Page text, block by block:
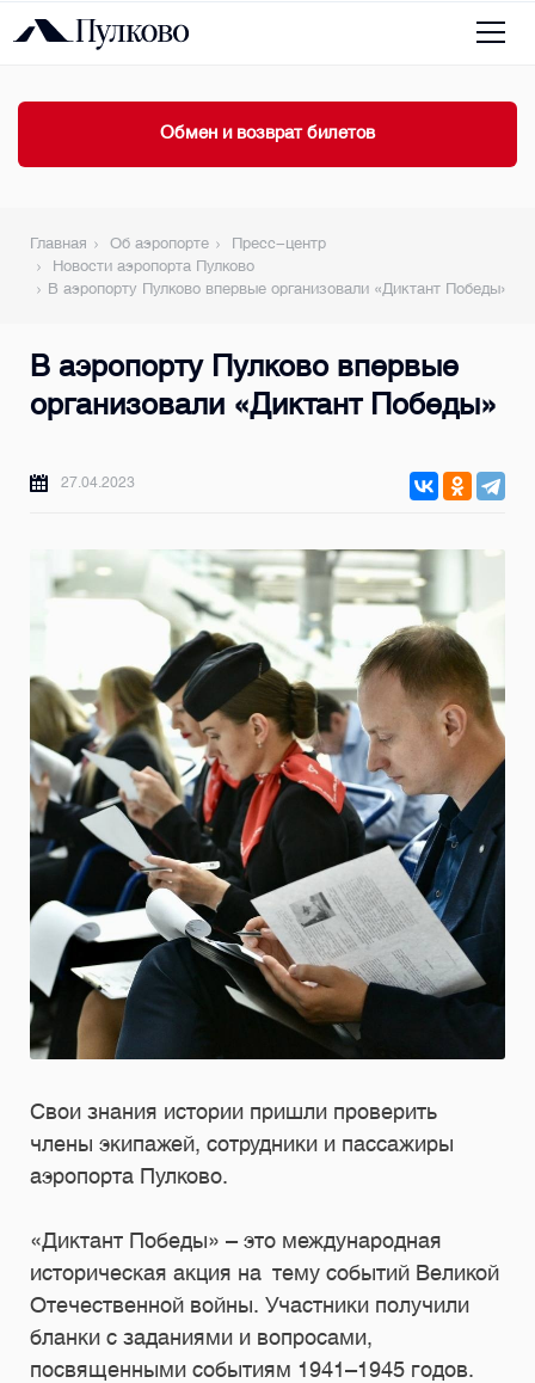
Обмен и возврат билетов
Главная Об аэропорте
Пресс-центр
Новости аэропорта Пулково
В аэропорту Пулково впервые организовали «Диктант Победы»
В аэропорту Пулково впервые
организовали «Диктант Победы»
27.04.2023
Свои знания истории пришли проверить
члены экипажей, сотрудники и пассажиры
аэропорта Пулково.
«Диктант Победы» – это международная
историческая акция на тему событий Великой
Отечественной войны. Участники получили
бланки с заданиями и вопросами,
посвященными событиям 1941–1945 годов.